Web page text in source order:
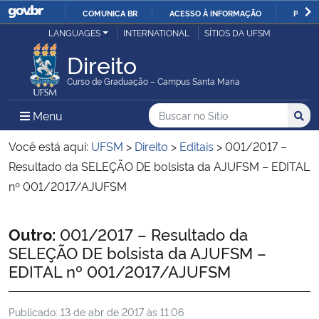
IR
COMUNICA BR ACESSO À INFORMAÇÃO
Ministério da Justiça e Segurança Pública
Ministério da Defesa
Ministério das Relações Exteriores
Ministério da Economia
Ministério da Agricultura, Pecuária e Abastecimento
Ministério da Educação
LANGUAGES INTERNATIONAL SÍTIOS DA UFSM
Direito
Curso de Graduação – Campus Santa Maria
Menu Menu Principal do Sítio
Busca
Buscar no no Sítio
Busca:
Você está aqui: UFSM > Direito > Editais >001/2017 –
Resultado da SELEÇÃO DE bolsista da AJUFSM – EDITAL
nº 001/2017/AJUFSM
Início do conteúdo
Outro: 001/2017 – Resultado da
SELEÇÃO DE bolsista da AJUFSM –
EDITAL nº 001/2017/AJUFSM
Publicado: 13 de abr de 2017 às 11:06